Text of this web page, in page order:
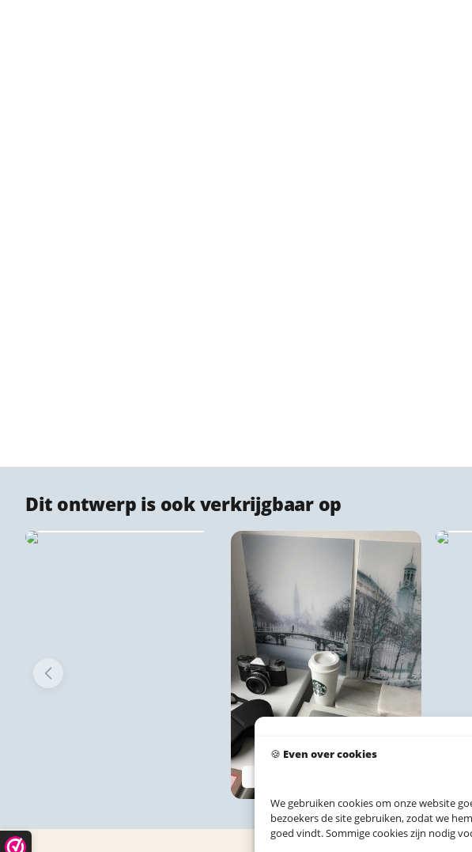
🍪 Even over cookies
We gebruiken cookies om onze website
bezoekers de site gebruiken, zodat we
goed vindt. Sommige cookies zijn nodig
Dit ontwerp is ook verkrijgbaar op